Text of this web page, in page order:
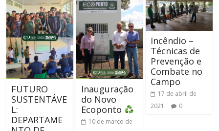
FUTURO
SUSTENTÁVE
L:
DEPARTAME
Inauguração
do Novo
Ecoponto
10 de março de
Incêndio –
Técnicas de
Prevenção e
Combate no
Campo
17 de abril de
2021
0